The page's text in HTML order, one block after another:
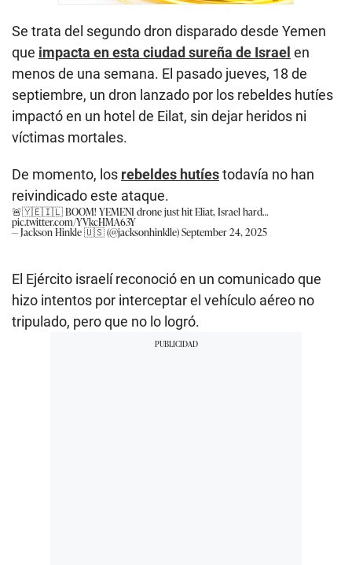
Se trata del segundo dron disparado desde Yemen
que impacta en esta ciudad sureña de Israel en
menos de una semana. El pasado jueves, 18 de
septiembre, un dron lanzado por los rebeldes hutíes
impactó en un hotel de Eilat, sin dejar heridos ni
víctimas mortales.
De momento, los rebeldes hutíestodavía no han
reivindicado este ataque.
🚨🇾🇪🇮🇱 BOOM! YEMENI drone just hit Eliat, Israel hard…
pic.twitter.com/YVkcHMA63Y
— Jackson Hinkle 🇺🇸 (@jacksonhinklle)September 24, 2025
El Ejército israelí reconoció en un comunicado que
hizo intentos por interceptar el vehículo aéreo no
tripulado, pero que no lo logró.